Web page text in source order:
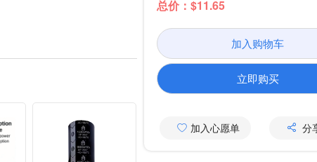
总价：$11.65
加入购物车
立即购买
加入心愿单 分